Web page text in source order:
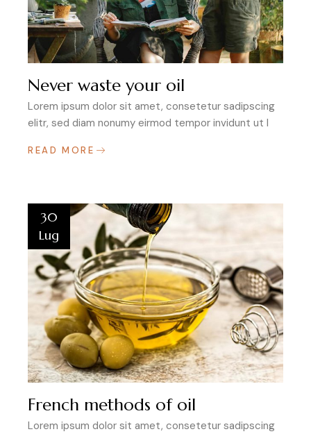
Never waste your oil
Lorem ipsum dolor sit amet, consetetur sadipscing
elitr, sed diam nonumy eirmod tempor invidunt ut l
READ MORE
30
Lug
French methods of oil
Lorem ipsum dolor sit amet, consetetur sadipscing